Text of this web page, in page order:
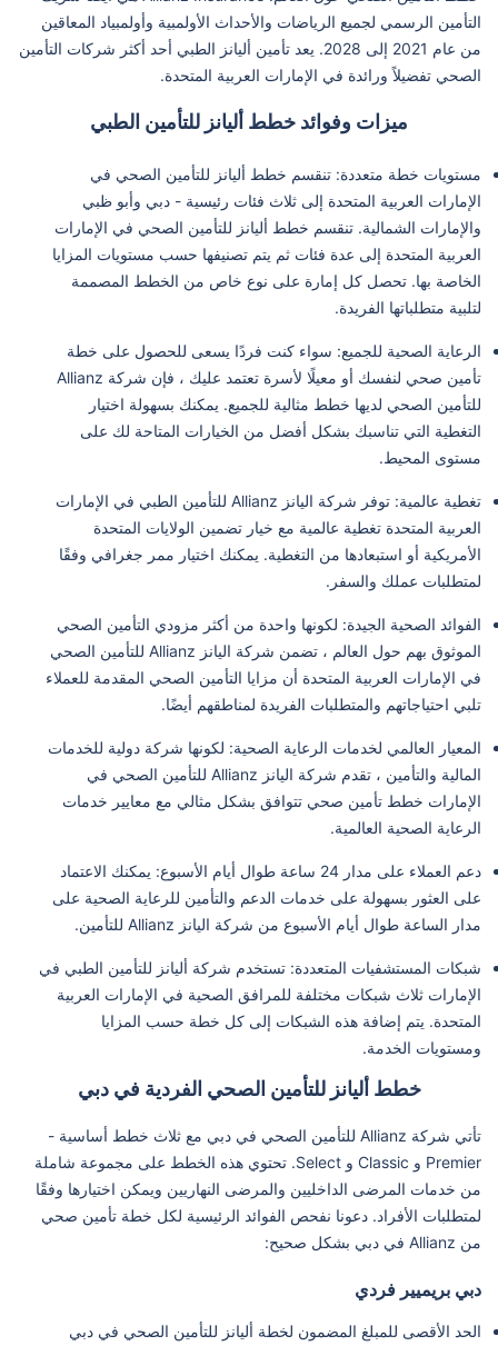
التأمين الرسمي لجميع الرياضات والأحداث الأولمبية وأولمبياد المعاقين
من عام 2021 إلى 2028. يعد تأمين أليانز الطبي أحد أكثر شركات التأمين
الصحي تفضيلاً ورائدة في الإمارات العربية المتحدة.
ميزات وفوائد خطط أليانز للتأمين الطبي
مستويات خطة متعددة: تنقسم خطط أليانز للتأمين الصحي في
الإمارات العربية المتحدة إلى ثلاث فئات رئيسية - دبي وأبو ظبي
والإمارات الشمالية. تنقسم خطط أليانز للتأمين الصحي في الإمارات
العربية المتحدة إلى عدة فئات ثم يتم تصنيفها حسب مستويات المزايا
الخاصة بها. تحصل كل إمارة على نوع خاص من الخطط المصممة
لتلبية متطلباتها الفريدة.
الرعاية الصحية للجميع: سواء كنت فردًا يسعى للحصول على خطة
تأمين صحي لنفسك أو معيلًا لأسرة تعتمد عليك ، فإن شركة Allianz
للتأمين الصحي لديها خطط مثالية للجميع. يمكنك بسهولة اختيار
التغطية التي تناسبك بشكل أفضل من الخيارات المتاحة لك على
مستوى المحيط.
تغطية عالمية: توفر شركة اليانز Allianz للتأمين الطبي في الإمارات
العربية المتحدة تغطية عالمية مع خيار تضمين الولايات المتحدة
الأمريكية أو استبعادها من التغطية. يمكنك اختيار ممر جغرافي وفقًا
لمتطلبات عملك والسفر.
الفوائد الصحية الجيدة: لكونها واحدة من أكثر مزودي التأمين الصحي
الموثوق بهم حول العالم ، تضمن شركة اليانز Allianz للتأمين الصحي
في الإمارات العربية المتحدة أن مزايا التأمين الصحي المقدمة للعملاء
تلبي احتياجاتهم والمتطلبات الفريدة لمناطقهم أيضًا.
المعيار العالمي لخدمات الرعاية الصحية: لكونها شركة دولية للخدمات
المالية والتأمين ، تقدم شركة اليانز Allianz للتأمين الصحي في
الإمارات خطط تأمين صحي تتوافق بشكل مثالي مع معايير خدمات
الرعاية الصحية العالمية.
دعم العملاء على مدار 24 ساعة طوال أيام الأسبوع: يمكنك الاعتماد
على العثور بسهولة على خدمات الدعم والتأمين للرعاية الصحية على
مدار الساعة طوال أيام الأسبوع من شركة اليانز Allianz للتأمين.
شبكات المستشفيات المتعددة: تستخدم شركة أليانز للتأمين الطبي في
الإمارات ثلاث شبكات مختلفة للمرافق الصحية في الإمارات العربية
المتحدة. يتم إضافة هذه الشبكات إلى كل خطة حسب المزايا
ومستويات الخدمة.
خطط أليانز للتأمين الصحي الفردية في دبي
تأتي شركة Allianz للتأمين الصحي في دبي مع ثلاث خطط أساسية -
Premier و Classic و Select. تحتوي هذه الخطط على مجموعة شاملة
من خدمات المرضى الداخليين والمرضى النهاريين ويمكن اختيارها وفقًا
لمتطلبات الأفراد. دعونا نفحص الفوائد الرئيسية لكل خطة تأمين صحي
من Allianz في دبي بشكل صحيح:
دبي بريميير فردي
الحد الأقصى للمبلغ المضمون لخطة أليانز للتأمين الصحي في دبي